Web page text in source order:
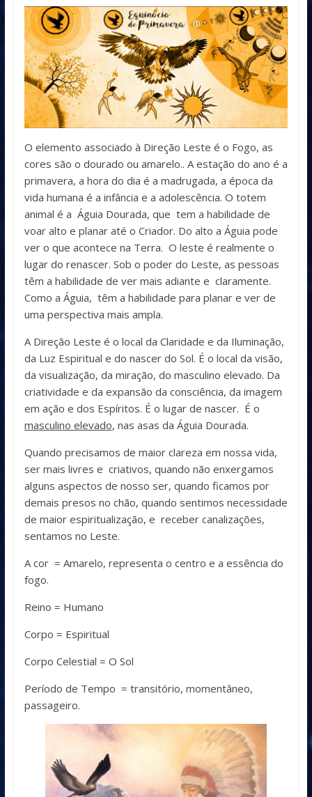
O elemento associado à Direção Leste é o Fogo, as
cores são o dourado ou amarelo.. A estação do ano é a
primavera, a hora do dia é a madrugada, a época da
vida humana é a infância e a adolescência. O totem
animal é a Águia Dourada, que tem a habilidade de
voar alto e planar até o Criador. Do alto a Águia pode
ver o que acontece na Terra. O leste é realmente o
lugar do renascer. Sob o poder do Leste, as pessoas
têm a habilidade de ver mais adiante e claramente.
Como a Águia, têm a habilidade para planar e ver de
uma perspectiva mais ampla.
A Direção Leste é o local da Claridade e da Iluminação,
da Luz Espiritual e do nascer do Sol. É o local da visão,
da visualização, da miração, do masculino elevado. Da
criatividade e da expansão da consciência, da imagem
em ação e dos Espíritos. É o lugar de nascer. É o
masculino elevado, nas asas da Águia Dourada.
Quando precisamos de maior clareza em nossa vida,
ser mais livres e criativos, quando não enxergamos
alguns aspectos de nosso ser, quando ficamos por
demais presos no chão, quando sentimos necessidade
de maior espiritualização, e receber canalizações,
sentamos no Leste.
A cor = Amarelo, representa o centro e a essência do
fogo.
Reino = Humano
Corpo = Espiritual
Corpo Celestial = O Sol
Período de Tempo = transitório, momentâneo,
passageiro.